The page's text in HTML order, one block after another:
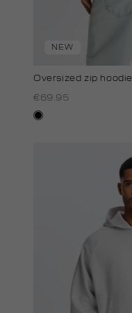
NEW
Oversized zip hoodie
€69.95
zwart